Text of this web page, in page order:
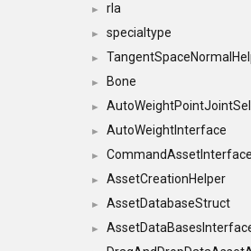
► rla
► specialtype
►
► Bone
►
► AutoWeightInterface
► CommandAssetInterface
► AssetCreationHelper
► AssetDatabaseStruct
►